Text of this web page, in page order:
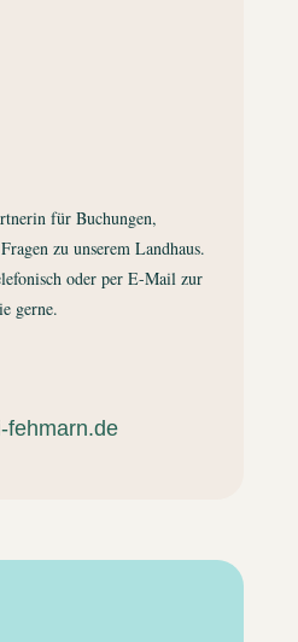
für Buchungen,
zu unserem Landhaus.
oder per E-Mail zur
gerne.
fehmarn.de